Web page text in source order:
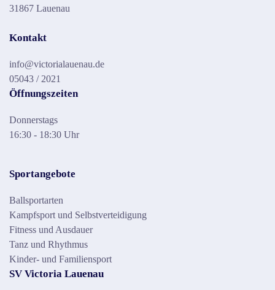
31867 Lauenau
Kontakt
info@victorialauenau.de
05043 / 2021
Öffnungszeiten
Donnerstags
16:30 - 18:30 Uhr
Sportangebote
Ballsportarten
Kampfsport und Selbstverteidigung
Fitness und Ausdauer
Tanz und Rhythmus
Kinder- und Familiensport
SV Victoria Lauenau